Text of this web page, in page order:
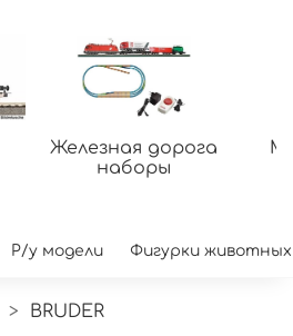
Железная дорога
наборы
Р/у модели Фигурки животных
BRUDER